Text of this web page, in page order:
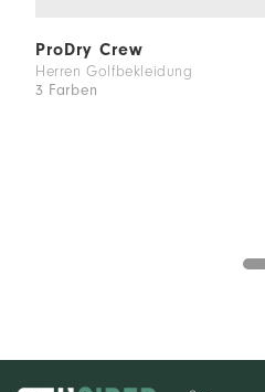
ProDry Crew
Herren Golfbekleidung
3 Farben